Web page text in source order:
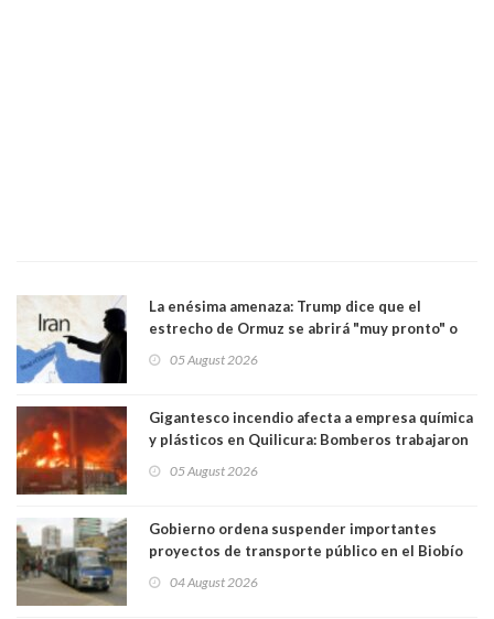
La enésima amenaza: Trump dice que el
estrecho de Ormuz se abrirá "muy pronto" o
05 August 2026
Gigantesco incendio afecta a empresa química
y plásticos en Quilicura: Bomberos trabajaron
05 August 2026
Gobierno ordena suspender importantes
proyectos de transporte público en el Biobío
04 August 2026